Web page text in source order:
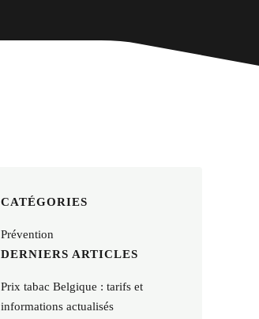
CATÉGORIES
Prévention
DERNIERS ARTICLES
Prix tabac Belgique : tarifs et
informations actualisés